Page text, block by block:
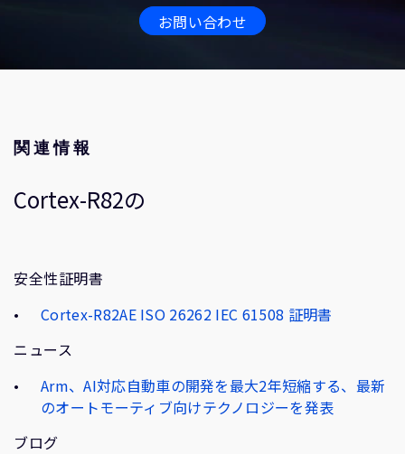
お問い合わせ
関連情報
Cortex-R82の
安全性証明書
Cortex-R82AE ISO 26262 IEC 61508 証明書
ニュース
Arm、AI対応自動車の開発を最大2年短縮する、最新
のオートモーティブ向けテクノロジーを発表
ブログ